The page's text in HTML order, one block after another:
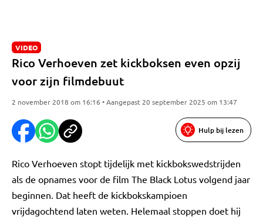
VIDEO
Rico Verhoeven zet kickboksen even opzij
voor zijn filmdebuut
2 november 2018 om 16:16 • Aangepast 20 september 2025 om 13:47
Hulp bij lezen
Rico Verhoeven stopt tijdelijk met kickbokswedstrijden
als de opnames voor de film The Black Lotus volgend jaar
beginnen. Dat heeft de kickbokskampioen
vrijdagochtend laten weten. Helemaal stoppen doet hij